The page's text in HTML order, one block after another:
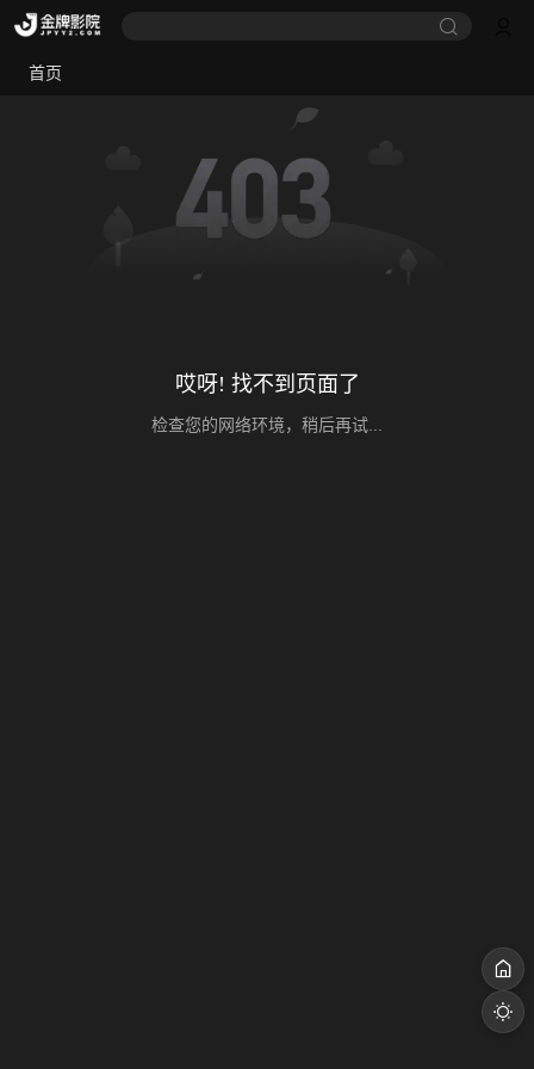
首页
哎呀! 找不到页面了
检查您的网络环境，稍后再试...